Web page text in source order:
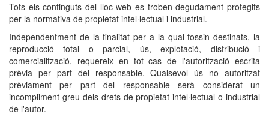
Tots els continguts del lloc web es troben degudament protegits
per la normativa de propietat intel·lectual i industrial.
Independentment de la finalitat per a la qual fossin destinats, la
reproducció total o parcial, ús, explotació, distribució i
comercialització, requereix en tot cas de l'autorització escrita
prèvia per part del responsable. Qualsevol ús no autoritzat
prèviament per part del responsable serà considerat un
incompliment greu dels drets de propietat intel·lectual o industrial
de l'autor.